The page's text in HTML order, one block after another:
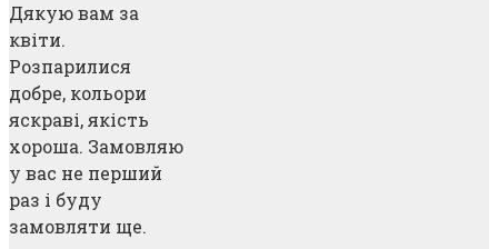
Дякую вам за
квіти.
Розпарилися
добре, кольори
яскраві, якість
хороша. Замовляю
у вас не перший
раз і буду
замовляти ще.